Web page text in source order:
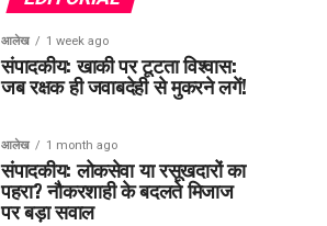
आलेख 1 week ago
संपादकीय: खाकी पर टूटता विश्वास:
जब रक्षक ही जवाबदेही से मुकरने लगें!
आलेख 1 month ago
संपादकीय: लोकसेवा या रसूखदारों का
पहरा? नौकरशाही के बदलते मिजाज
पर बड़ा सवाल